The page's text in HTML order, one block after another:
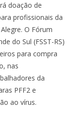
doação de
profissionais da
O Fórum
do Sul (FSST-RS)
para compra
nas
da
PFF2 e
ao vírus.